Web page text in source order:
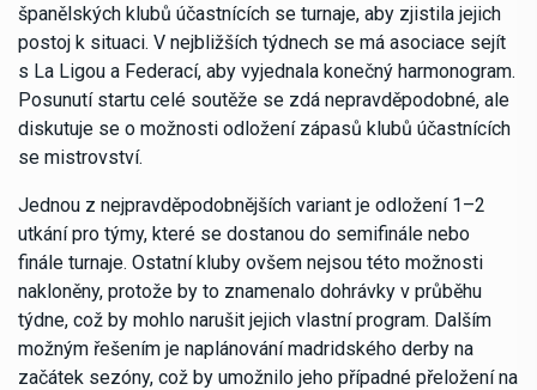
španělských klubů účastnících se turnaje, aby zjistila jejich
postoj k situaci. V nejbližších týdnech se má asociace sejít
s La Ligou a Federací, aby vyjednala konečný harmonogram.
Posunutí startu celé soutěže se zdá nepravděpodobné, ale
diskutuje se o možnosti odložení zápasů klubů účastnících
se mistrovství.
Jednou z nejpravděpodobnějších variant je odložení 1–2
utkání pro týmy, které se dostanou do semifinále nebo
finále turnaje. Ostatní kluby ovšem nejsou této možnosti
nakloněny, protože by to znamenalo dohrávky v průběhu
týdne, což by mohlo narušit jejich vlastní program. Dalším
možným řešením je naplánování madridského derby na
začátek sezóny, což by umožnilo jeho případné přeložení na